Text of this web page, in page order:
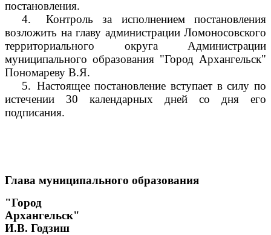
постановления.
4.
Контроль за исполнением постановления
возложить на главу администрации Ломоносовского
территориального округа Администрации
муниципального образования "Город Архангельск"
Пономареву В.Я.
5. Настоящее постановление вступает в силу по
истечении 30 календарных дней со дня его
подписания.
Глава муниципального образования
"Город
Архангельск"
И.В. Годзиш